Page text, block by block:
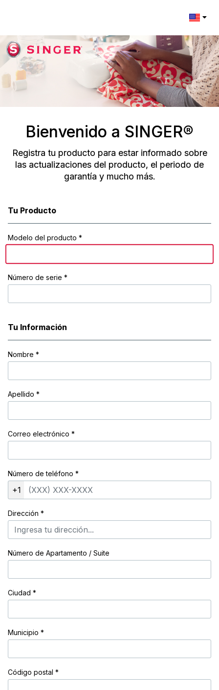
Change
Bienvenido a SINGER®
Registra tu producto para estar informado sobre
las actualizaciones del producto, el periodo de
garantía y mucho más.
Registration Form
Tu Producto
Modelo del producto *
Número de serie *
Tu Información
Nombre *
Apellido *
Correo electrónico *
Número de teléfono *
+1
Dirección *
Número de Apartamento / Suite
Ciudad *
Municipio *
Código postal *